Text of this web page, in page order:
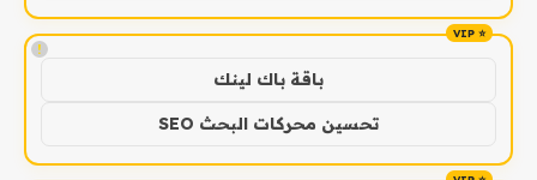
!
باقة باك لينك
تحسين محركات البحث SEO